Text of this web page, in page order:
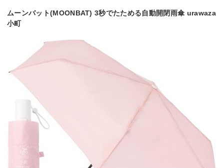
ムーンバット(MOONBAT) 3秒でたためる自動開閉雨傘 urawaza
小町